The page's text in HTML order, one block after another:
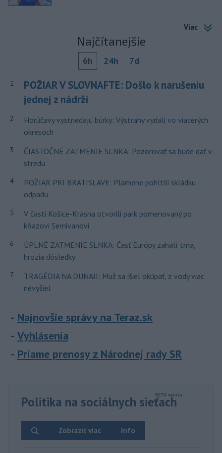
Viac
Najčítanejšie
6h 24h 7d
1
POŽIAR V SLOVNAFTE: Došlo k narušeniu
jednej z nádrží
2
Horúčavy vystriedajú búrky: Výstrahy vydali vo viacerých
okresoch
3
ČIASTOČNÉ ZATMENIE SLNKA: Pozorovať sa bude dať v
stredu
4
POŽIAR PRI BRATISLAVE: Plamene pohltili skládku
odpadu
5
V časti Košice-Krásna otvorili park pomenovaný po
kňazovi Semivanovi
6
ÚPLNÉ ZATMENIE SLNKA: Časť Európy zahalí tma,
hrozia dôsledky
7
TRAGÉDIA NA DUNAJI: Muž sa išiel okúpať, z vody viac
nevyšiel
Najnovšie správy na Teraz.sk
Vyhlásenia
Priame prenosy z Národnej rady SR
Politika na sociálnych sieťach
Info
Zobraziť viac